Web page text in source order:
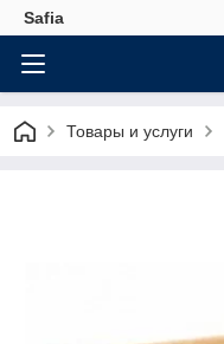
Safia
Товары и услуги